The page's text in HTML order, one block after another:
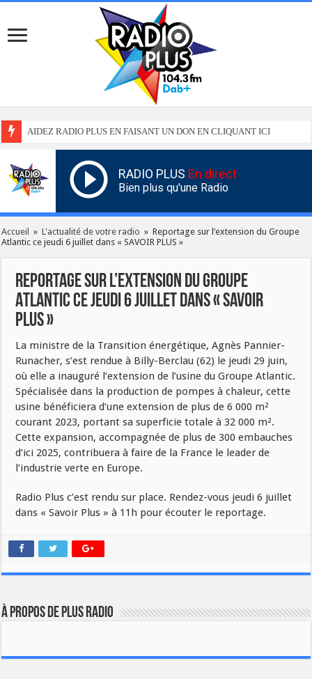
AIDEZ RADIO PLUS EN FAISANT UN DON EN CLIQUANT ICI
RADIO PLUS En direct
Bien plus qu'une Radio
Accueil » L'actualité de votre radio » Reportage sur l’extension du Groupe
Atlantic ce jeudi 6 juillet dans « SAVOIR PLUS »
Reportage sur l’extension du Groupe
Atlantic ce jeudi 6 juillet dans « SAVOIR
PLUS »
La ministre de la Transition énergétique, Agnès Pannier-
Runacher, s’est rendue à Billy-Berclau (62) le jeudi 29 juin,
où elle a inauguré l’extension de l’usine du Groupe Atlantic.
Spécialisée dans la production de pompes à chaleur, cette
usine bénéficiera d’une extension de plus de 6 000 m²
courant 2023, portant sa superficie totale à 32 000 m².
Cette expansion, accompagnée de plus de 300 embauches
d’ici 2025, contribuera à faire de la France le leader de
l’industrie verte en Europe.
Radio Plus c’est rendu sur place. Rendez-vous jeudi 6 juillet
dans « Savoir Plus » à 11h pour écouter le reportage.
À propos de plus radio